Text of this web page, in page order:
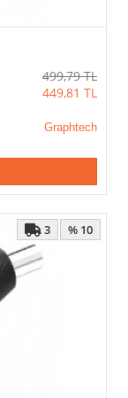
499,79 TL
449,81 TL
Graphtech
% 10
3